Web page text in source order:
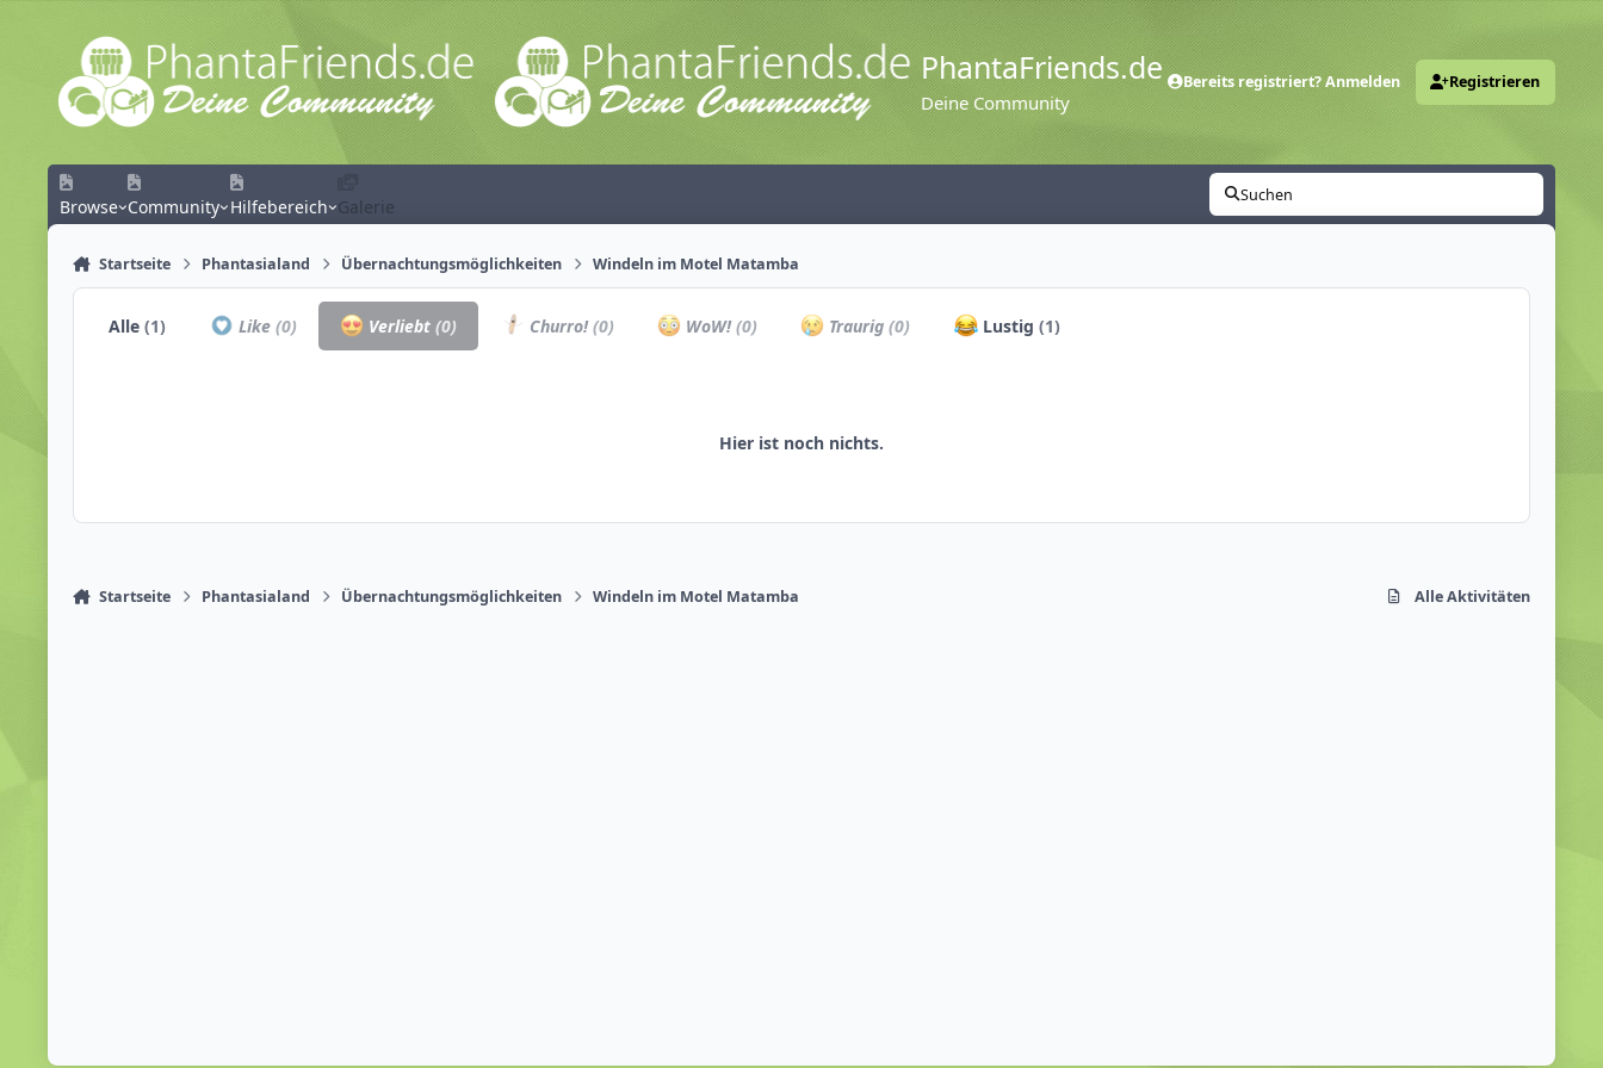
Zum Inhalt springen
PhantaFriends.de
Deine Community
Bereits registriert? Anmelden Registrieren
Browse Community Hilfebereich Galerie
Suchen
Startseite Phantasialand Übernachtungsmöglichkeiten Windeln im Motel Matamba
Alle(1) Like (0) Verliebt(0) Churro!(0) WoW!(0) Traurig(0) Lustig (1)
Hier ist noch nichts.
Startseite Phantasialand Übernachtungsmöglichkeiten Windeln im Motel Matamba Alle Aktivitäten